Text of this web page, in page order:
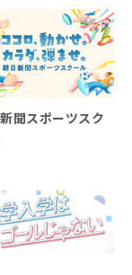
聞スポーツスク